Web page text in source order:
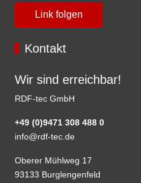
Link folgen
Kontakt
Wir sind erreichbar!
RDF-tec GmbH
+49 (0)9471 308 488 0
info@rdf-tec.de
Oberer Mühlweg 17
93133 Burglengenfeld